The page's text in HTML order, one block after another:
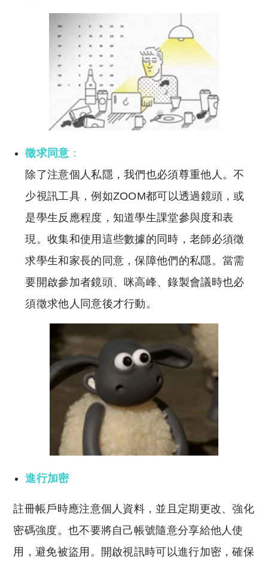
徵求同意 ：
除了注意個人私隱，我們也必須尊重他人。不
少視訊工具，例如ZOOM都可以透過鏡頭，或
是學生反應程度，知道學生課堂參與度和表
現。收集和使用這些數據的同時，老師必須徵
求學生和家長的同意，保障他們的私隱。當需
要開啟參加者鏡頭、咪高峰、錄製會議時也必
須徵求他人同意後才行動。
進行加密
註冊帳戶時應注意個人資料，並且定期更改、強化
密碼強度。也不要將自己帳號隨意分享給他人使
用，避免被盜用。開啟視訊時可以進行加密，確保